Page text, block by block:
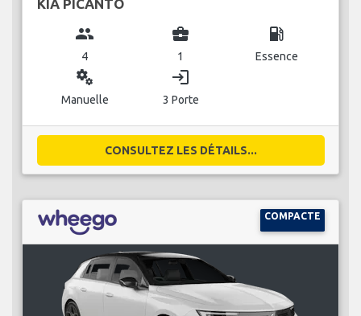
KIA PICANTO
group
4
business_center
1
local_gas_station
Essence
miscellaneous_services
Manuelle
login
3 Porte
CONSULTEZ LES DÉTAILS...
COMPACTE